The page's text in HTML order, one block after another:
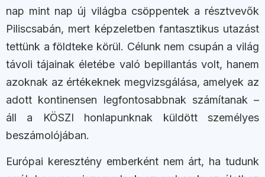
nap mint nap új világba csöppentek a résztvevők
Piliscsabán, mert képzeletben fantasztikus utazást
tettünk a földteke körül. Célunk nem csupán a világ
távoli tájainak életébe való bepillantás volt, hanem
azoknak az értékeknek megvizsgálása, amelyek az
adott kontinensen legfontosabbnak számítanak –
áll a KÖSZI honlapunknak küldött személyes
beszámolójában.
Európai keresztény emberként nem árt, ha tudunk